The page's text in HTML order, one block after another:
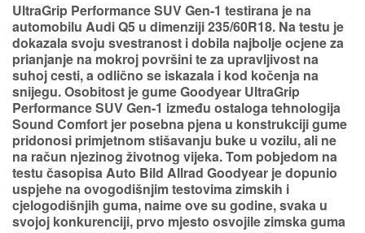
UltraGrip Performance SUV Gen-1 testirana je na
automobilu Audi Q5 u dimenziji 235/60R18. Na testu je
dokazala svoju svestranost idobila najbolje ocjene za
prianjanje na mokroj površini te za upravljivost na
suhoj cesti, a odlično se iskazala i kod kočenja na
snijegu.Osobitost je gume Goodyear UltraGrip
Performance SUV Gen-1 između ostalogatehnologija
Sound Comfort jer posebna pjena u konstrukciji gume
pridonosi primjetnomstišavanju buke u vozilu, ali ne
na račun njezinog životnog vijeka. Tom pobjedom na
testu časopisa Auto Bild Allrad Goodyear je dopunio
uspjehe na ovogodišnjim testovima zimskih i
cjelogodišnjih guma, naime ove su godine, svaka u
svojoj konkurenciji, prvo mjesto osvojile zimska guma